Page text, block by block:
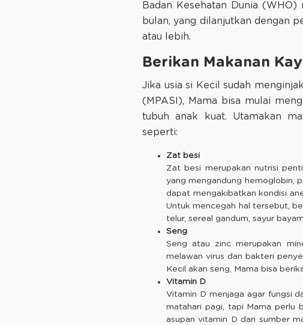
Badan Kesehatan Dunia
bulan, yang dilanjutkan dengan
atau lebih.
Berikan Makanan
Jika usia si Kecil sudah
(MPASI), Mama bisa mulai
tubuh anak kuat. Utamakan
seperti:
Zat besi
Zat besi merupakan nutrisi
yang mengandung hemoglobin,
dapat mengakibatkan kondisi
Untuk mencegah hal tersebut,
telur, sereal gandum, sayur
Seng
Seng atau zinc merupakan
melawan virus dan bakteri
Kecil akan seng, Mama bisa
Vitamin D
Vitamin D menjaga agar fungsi
matahari pagi, tapi Mama perlu
asupan vitamin D dari sumber